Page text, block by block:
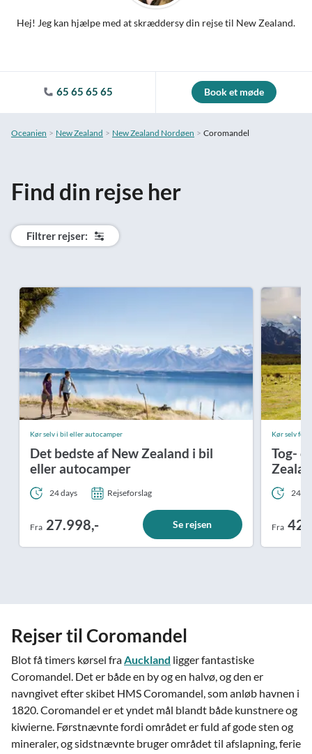
Hej! Jeg kan hjælpe med at skræddersy din rejse til New Zealand.
65 65 65 65 Book et møde
Oceanien New Zealand New Zealand Nordøen Coromandel
Find din rejse her
Filtrer rejser:
Kør selv i bil eller autocamper
Det bedste af New Zealand i bil
eller autocamper
24 days Rejseforslag
Fra 27.998,- Se rejsen
Kør selv ferie
Tog-
24
Fra
Rejser til Coromandel
Blot få timers kørsel fraAuckland ligger fantastiske
Coromandel. Det er både en by og en halvø, og den er
navngivet efter skibet HMS Coromandel, som anløb havnen i
1820. Coromandel er et yndet mål blandt både kunstnere og
kiwierne. Førstnævnte fordi området er fuld af gode sten og
mineraler, og sidstnævnte bruger området til afslapning, ferie